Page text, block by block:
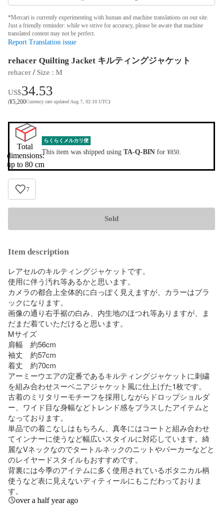
*Mercari is currently experimenting with human and machine translations on our site.
Just a friendly reminder: while we strive for accuracy, please be aware that machine
translated content may not be perfect.
Report Translation issue
rehacer Quilting Jacket キルティングジャケット
rehacer / Size : M
US$34.53
(¥5,200Currency rate updated Aug 7, 02:10 UTC)
Total
dimensions:
up to 80 cm
らくらくメルカリ便
This item was shipped using TA-Q-BIN for ¥850.
7
Sold
Item description
レアセルのキルティングジャケットです。
使用に伴う汚れ等あるかと思います。
カメラの都合上全体的に白っぽく見えますが、カラーはブラ
ックになります。
画像の通り右手裾の白み、内生地のほつれ等ありますが、ま
だまだ着ていただけると思います。
Mサイズ
肩幅　約56cm
袖丈　約57cm
着丈　約70cm
アーミーウエアの定番であるキルティングジャケットに刺繍
を組み合わせスーベニアジャケット風に仕上げた1枚です。
古着のミリタリーモチーフを採用しながらドロップショルダ
ー、ワイド目な身幅などトレンド感をプラスしたアイテムと
なっております。
単品での着こなしはもちろん、真冬にはコートと組み合わせ
てインナーに使うなど幅広いスタイルに対応しています。綺
麗なVネックなのでタートルネックのニットやパーカーなどと
のレイヤードスタイルもおすすめです。
背裏には今季のアイテムに多く使用されているボタニカル柄
使うなど表に見えないディティールにもこだわっておりま
す。
over a half year ago